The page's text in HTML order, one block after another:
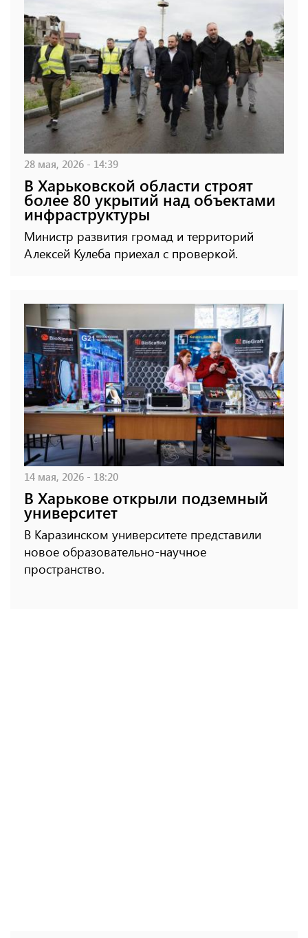
28 мая, 2026 - 14:39
В Харьковской области строят
более 80 укрытий над объектами
инфраструктуры
Министр развития громад и территорий
Алексей Кулеба приехал с проверкой.
14 мая, 2026 - 18:20
В Харькове открыли подземный
университет
В Каразинском университете представили
новое образовательно-научное
пространство.